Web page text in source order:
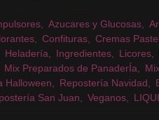
Azucares y Glucosas
Confituras Cremas
Heladería Ingredientes Licores
Mix Preparados de PanaderÍa
Halloween Repostería Navidad
San Juan Veganos